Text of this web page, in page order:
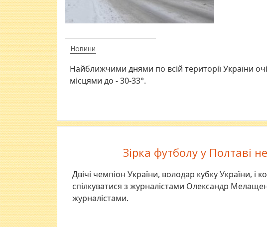
Новини
Найближчими днями по всій території України
місцями до - 30-33°.
Зірка футболу у Полтаві
Двічі чемпіон України, володар кубку України, і
спілкуватися з журналістами Олександр
журналістами.